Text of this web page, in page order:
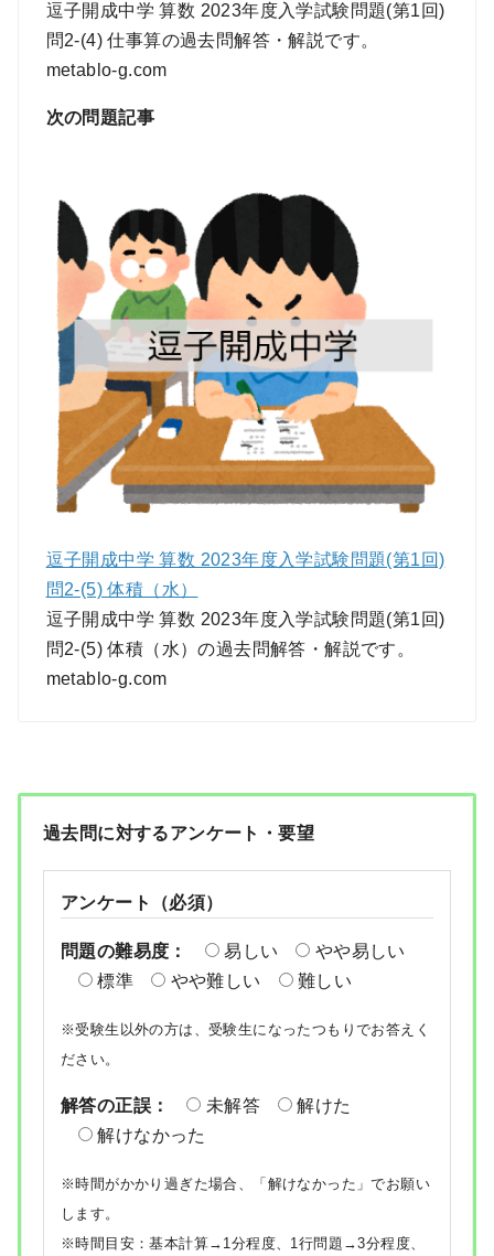
逗子開成中学 算数 2023年度入学試験問題(第1回)
問2-(4) 仕事算の過去問解答・解説です。
metablo-g.com
次の問題記事
逗子開成中学 算数 2023年度入学試験問題(第1回)
問2-(5) 体積（水）
逗子開成中学 算数 2023年度入学試験問題(第1回)
問2-(5) 体積（水）の過去問解答・解説です。
metablo-g.com
過去問に対するアンケート・要望
アンケート（必須）
問題の難易度： 易しい
やや易しい
標準
やや難しい 難しい
※受験生以外の方は、受験生になったつもりでお答えく
ださい。
解答の正誤： 未解答
解けた
解けなかった
※時間がかかり過ぎた場合、「解けなかった」でお願い
します。
※時間目安：基本計算→1分程度、1行問題→3分程度、